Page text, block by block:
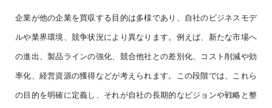
企業が他の企業を買収する目的は多様であり、自社のビジネスモデ
ルや業界環境、競争状況により異なります。例えば、新たな市場へ
の進出、製品ラインの強化、競合他社との差別化、コスト削減や効
率化、経営資源の獲得などが考えられます。この段階では、これら
の目的を明確に定義し、それが自社の長期的なビジョンや戦略と整